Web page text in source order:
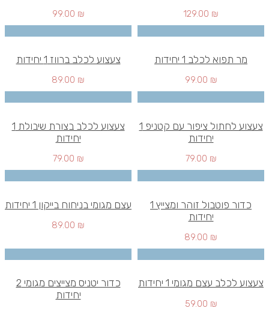
129.00 ₪
99.00 ₪
מר תפוא לכלב 1 יחידות
99.00 ₪
צעצוע לכלב ברווז 1 יחידות
89.00 ₪
צעצוע לחתול ציפור עם קטניפ 1
יחידות
79.00 ₪
צעצוע לכלב בצורת שיבולת 1
יחידות
79.00 ₪
כדור פוטבול זוהר ומצייץ 1
יחידות
89.00 ₪
עצם מגומי בניחוח בייקון 1 יחידות
89.00 ₪
צעצוע לכלב עצם מגומי 1 יחידות
59.00 ₪
כדור יטניס מצייצים מגומי 2
יחידות